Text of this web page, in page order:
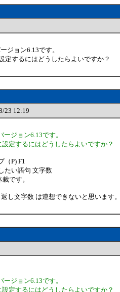
ジョン6.13です。
定するにはどうしたらよいですか？
23 12:19
ージョン6.13です。
定するにはどうしたらよいですか？
（P) F1
たい語句 文字数
です。
し文字数 は連想できないと思います
ージョン6.13です。
定するにはどうしたらよいですか？